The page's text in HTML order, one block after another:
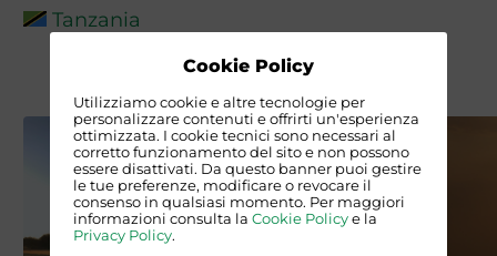
Cookie Policy
Utilizziamo cookie e altre tecnologie per
personalizzare contenuti e offrirti un'esperienza
ottimizzata. I cookie tecnici sono necessari al
corretto funzionamento del sito e non possono
essere disattivati. Da questo banner puoi gestire
le tue preferenze, modificare o revocare il
consenso in qualsiasi momento. Per maggiori
informazioni consulta la Cookie Policye la
Privacy Policy.
Tanzania